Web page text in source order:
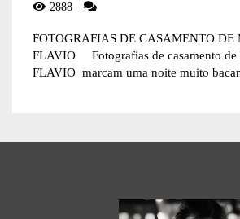
2888
FOTOGRAFIAS DE CASAMENTO DE
FLAVIO Fotografias de casamento
FLAVIO marcam uma noite muito